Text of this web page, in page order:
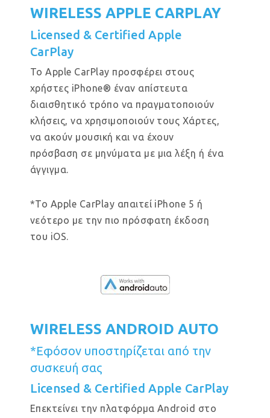
WIRELESS APPLE CARPLAY
Licensed & Certified Apple
CarPlay
Το Apple CarPlay προσφέρει στους
χρήστες iPhone® έναν απίστευτα
διαισθητικό τρόπο να πραγματοποιούν
κλήσεις, να χρησιμοποιούν τους Χάρτες,
να ακούν μουσική και να έχουν
πρόσβαση σε μηνύματα με μια λέξη ή ένα
άγγιγμα.
*Το Apple CarPlay απαιτεί iPhone 5 ή
νεότερο με την πιο πρόσφατη έκδοση
του iOS.
WIRELESS ANDROID AUTO
*Εφόσον υποστηρίζεται από την
συσκευή σας
Licensed & Certified Apple CarPlay
Επεκτείνει την πλατφόρμα Android στο